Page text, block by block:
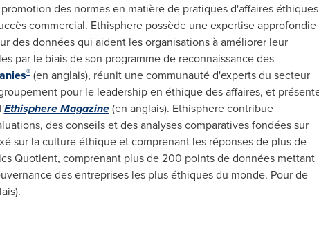
des normes en matière de pratiques d'affaires éthiques
commercial. Ethisphere possède une expertise approfondie
des données qui aident les organisations à améliorer leur
par le biais de son programme de reconnaissance des
®(en anglais), réunit une communauté d'experts du secteur
pour le leadership en éthique des affaires, et
Ethisphere Magazine(en anglais). Ethisphere contribue
des conseils et des analyses comparatives fondées sur
sur la culture éthique et comprenant les réponses de plus de
Quotient, comprenant plus de 200 points de données mettant
des entreprises les plus éthiques du monde. Pour de